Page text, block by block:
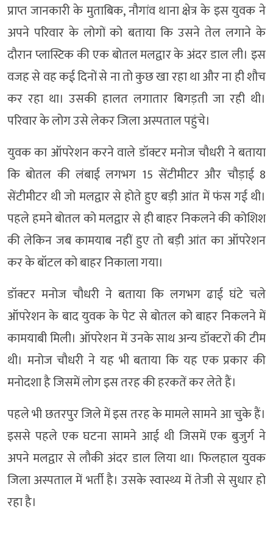
प्राप्त जानकारी के मुताबिक, नौगांव थाना क्षेत्र के इस युवक ने
अपने परिवार के लोगों को बताया कि उसने तेल लगाने के
दौरान प्लास्टिक की एक बोतल मलद्वार के अंदर डाल ली। इस
वजह से वह कई दिनों से ना तो कुछ खा रहा था और ना ही शौच
कर रहा था। उसकी हालत लगातार बिगड़ती जा रही थी।
परिवार के लोग उसे लेकर जिला अस्पताल पहुंचे।
युवक का ऑपरेशन करने वाले डॉक्टर मनोज चौधरी ने बताया
कि बोतल की लंबाई लगभग 15 सेंटीमीटर और चौड़ाई 8
सेंटीमीटर थी जो मलद्वार से होते हुए बड़ी आंत में फंस गई थी।
पहले हमने बोतल को मलद्वार से ही बाहर निकलने की कोशिश
की लेकिन जब कामयाब नहीं हुए तो बड़ी आंत का ऑपरेशन
कर के बॉटल को बाहर निकाला गया।
डॉक्टर मनोज चौधरी ने बताया कि लगभग ढाई घंटे चले
ऑपरेशन के बाद युवक के पेट से बोतल को बाहर निकलने में
कामयाबी मिली। ऑपरेशन में उनके साथ अन्य डॉक्टरों की टीम
थी। मनोज चौधरी ने यह भी बताया कि यह एक प्रकार की
मनोदशा है जिसमें लोग इस तरह की हरकतें कर लेते हैं।
पहले भी छतरपुर जिले में इस तरह के मामले सामने आ चुके हैं।
इससे पहले एक घटना सामने आई थी जिसमें एक बुजुर्ग ने
अपने मलद्वार से लौकी अंदर डाल लिया था। फिलहाल युवक
जिला अस्पताल में भर्ती है। उसके स्वास्थ्य में तेजी से सुधार हो
रहा है।